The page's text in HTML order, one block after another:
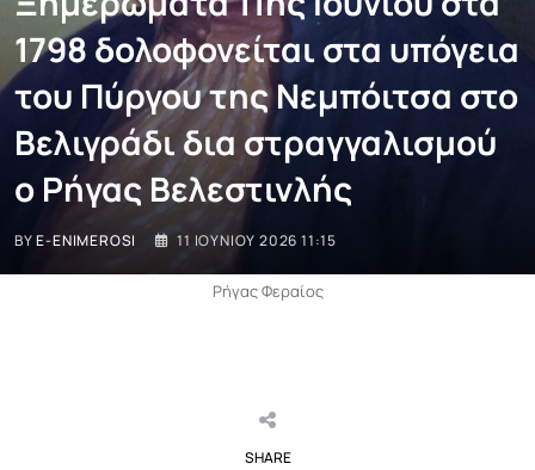
1798 δολοφονείται στα υπόγεια
του Πύργου της Νεμπόιτσα στο
Βελιγράδι δια στραγγαλισμού
ο Ρήγας Βελεστινλής
BYE-ENIMEROSI 11 ΙΟΥΝΊΟΥ 2026 11:15
Ρήγας Φεραίος
SHARE